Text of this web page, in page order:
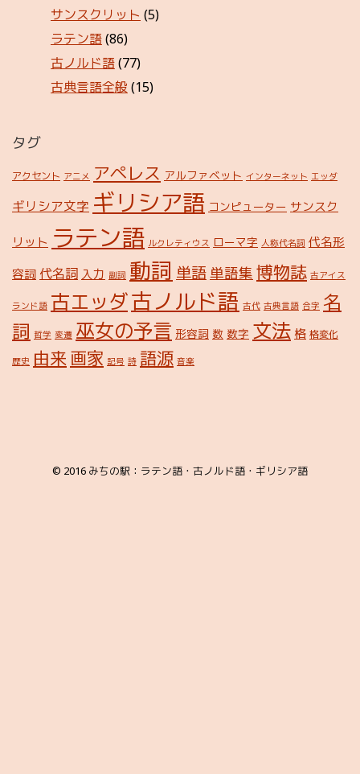
サンスクリット (5)
ラテン語(86)
古ノルド語(77)
古典言語全般 (15)
タグ
アクセント アニメ アペレス アルファベット インターネット エッダ
ギリシア文字 ギリシア語 コンピューター サンスク
リット ラテン語 ルクレティウス ローマ字 人称代名詞 代名形
容詞 代名詞 入力 副詞 動詞 単語単語集 博物誌 古アイス
ランド語 古エッダ古ノルド語 古代 古典言語 合字 名
詞 哲学 変遷 巫女の予言 形容詞 数 数字 文法 格 格変化
歴史 由来画家 記号 詩 語源 音楽
© 2016 みちの駅：ラテン語・古ノルド語・ギリシア語